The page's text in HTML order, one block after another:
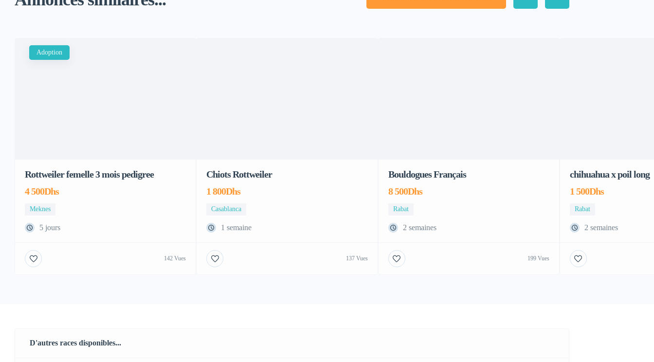
Adoption
Rottweiler femelle 3 mois pedigree
4 500Dhs
Meknes
5 jours
142 Vues
Chiots Rottweiler
1 800Dhs
Casablanca
1 semaine
137 Vues
Bouldogues Français
8 500Dhs
Rabat
2 semaines
199 Vues
chihuahua x poil long
1 500Dhs
Rabat
2 semaines
D'autres races disponibles...